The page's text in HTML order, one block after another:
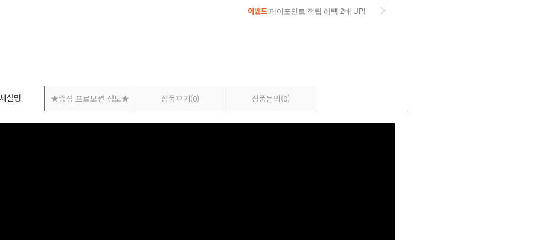
이벤트페이포인트 적립 혜택 2배 UP!
설명 ★증정 프로모션 정보★ 상품후기(0) 상품문의(0)